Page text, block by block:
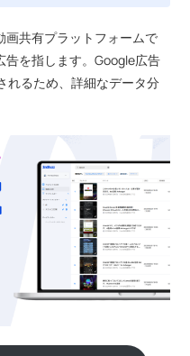
画共有プラットフォームで
告を指します。Google広告
れるため、詳細なデータ分